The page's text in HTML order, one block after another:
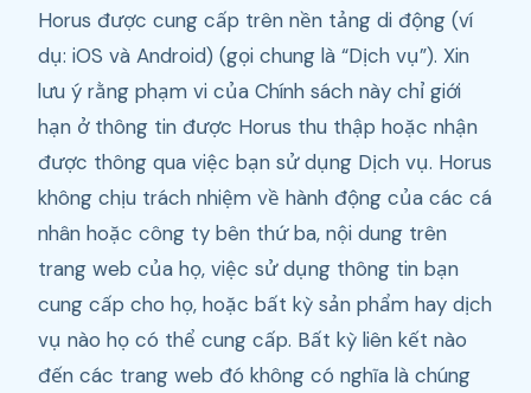
Horus được cung cấp trên nền tảng di động (ví
dụ: iOS và Android) (gọi chung là “Dịch vụ”). Xin
lưu ý rằng phạm vi của Chính sách này chỉ giới
hạn ở thông tin được Horus thu thập hoặc nhận
được thông qua việc bạn sử dụng Dịch vụ. Horus
không chịu trách nhiệm về hành động của các cá
nhân hoặc công ty bên thứ ba, nội dung trên
trang web của họ, việc sử dụng thông tin bạn
cung cấp cho họ, hoặc bất kỳ sản phẩm hay dịch
vụ nào họ có thể cung cấp. Bất kỳ liên kết nào
đến các trang web đó không có nghĩa là chúng